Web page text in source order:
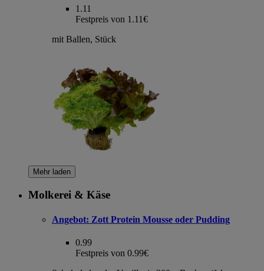
1.11
Festpreis von 1.11€
mit Ballen, Stück
Mehr laden
Molkerei & Käse
Angebot: Zott Protein Mousse oder Pudding
0.99
Festpreis von 0.99€